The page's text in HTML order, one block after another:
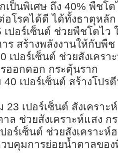
เป็นพิเศษ ถึง 40% พืชโ
โรคได้ดี ได้ทั้งธาตุหลัก
เปอร์เซ็นต์ ช่วยพืชโตไว
ร สร้างพลังงานให้กับพืช
เปอร์เซ็นต์ ช่วยสังเครา
ออกดอก กระตุ้นราก
เปอร์เซ็นต์ สร้างโป
เปอร์เซ็นต์ สังเคราะ
ล ช่วยสังเคราะห์แสง ก
ปอร์เซ็นต์ ช่วยสังเคราะ
บคุมการย่อยน้ำตาลขอ